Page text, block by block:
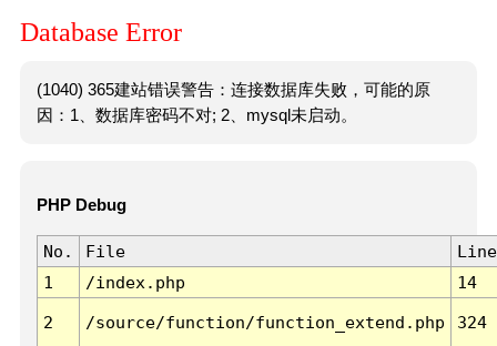
Database Error
(1040) 365建站错误警告：连接数据库失败，可能的原
因：1、数据库密码不对; 2、mysql未启动。
PHP Debug
No. File
Line
1
/index.php 14
2 /source/function/function_extend.php 324